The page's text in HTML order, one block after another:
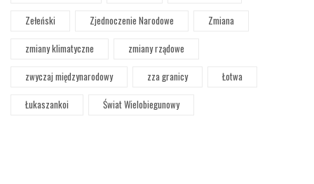
Zełeński
Zjednoczenie Narodowe
Zmiana
zmiany klimatyczne
zmiany rządowe
zwyczaj międzynarodowy
zza granicy
Łotwa
Łukaszankoi
Świat Wielobiegunowy